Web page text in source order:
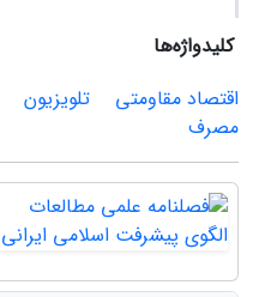
کلیدواژه‌ها
اقتصاد مقاومتی
تلویزیون
مصرف